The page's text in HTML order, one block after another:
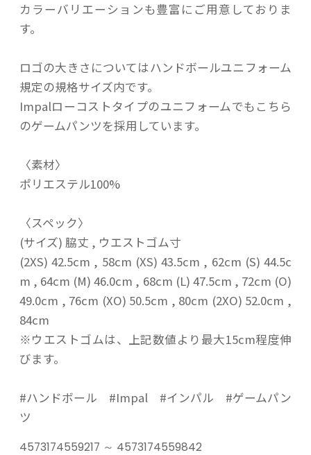
カラーバリエーションも豊富にご用意しておりま
す。
ロゴの大きさについてはハンドボールユニフォーム
規定の規格サイズ内です。
Impalローコストタイプのユニフォームでもこちら
のゲームパンツを採用しています。
〈素材〉
ポリエステル100%
〈スペック〉
(サイズ) 脇丈 , ウエストゴム寸
(2XS) 42.5cm , 58cm (XS) 43.5cm , 62cm (S) 44.5c
m , 64cm (M) 46.0cm , 68cm (L) 47.5cm , 72cm (O)
49.0cm , 76cm (XO) 50.5cm , 80cm (2XO) 52.0cm ,
84cm
※ウエストゴムは、上記数値より最大15cm程度伸
びます。
#ハンドボール #Impal #インパル #ゲームパン
ツ
4573174559217 ～ 4573174559842